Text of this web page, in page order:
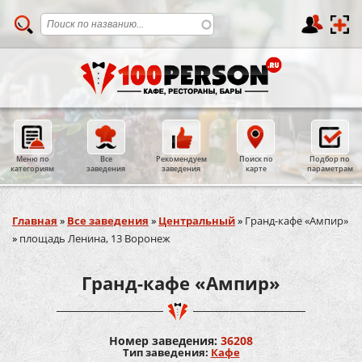
Меню по
категориям
Все
заведения
Рекомендуем
заведения
Поиск по
карте
Подбор по
параметрам
Вы здесь
Главная » Все заведения » Центральный» Гранд-кафе «Ампир»
» площадь Ленина, 13 Воронеж
Гранд-кафе «Ампир»
Номер заведения: 36208
Тип заведения: Кафе